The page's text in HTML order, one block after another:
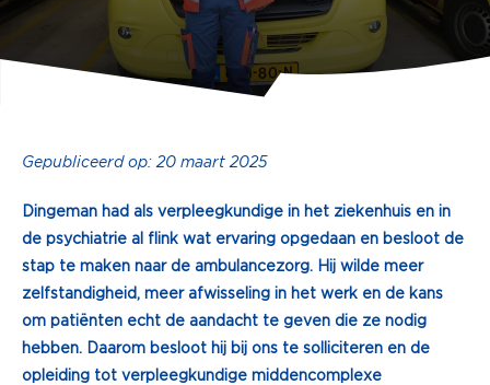
Gepubliceerd op: 20 maart 2025
Dingeman had als verpleegkundige in het ziekenhuis en in
de psychiatrie al flink wat ervaring opgedaan en besloot de
stap te maken naar de ambulancezorg. Hij wilde meer
zelfstandigheid, meer afwisseling in het werk en de kans
om patiënten echt de aandacht te geven die ze nodig
hebben. Daarom besloot hij bij ons te solliciteren en de
opleiding tot verpleegkundige middencomplexe